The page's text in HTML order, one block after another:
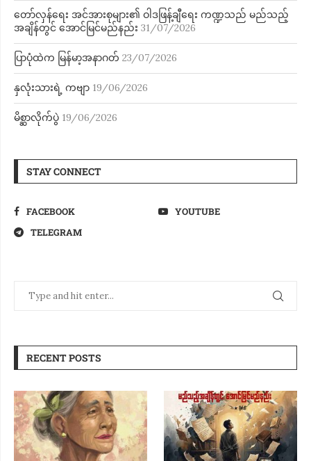
တော်လှန်ရေး အင်အားစုများ၏ ဝါဒဖြန့်ချီရေး ကဏ္ဍသည် မည်သည့်
အချိန်တွင် အောင်မြင်မည်နည်း 31/07/2026
ပြာပုံထဲက မြန်မာ့အနာဂတ် 23/07/2026
နှလုံးသားရဲ့ ကဗျာ 19/06/2026
မိစ္ဆာလိုက်ပွဲ 19/06/2026
STAY CONNECT
FACEBOOK
YOUTUBE
TELEGRAM
RECENT POSTS